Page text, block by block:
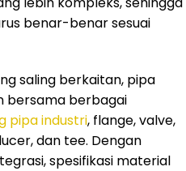
benar-benar sesuai
saling berkaitan, pipa
bersama berbagai
pipa industri, flange, valve,
dan tee. Dengan
spesifikasi material